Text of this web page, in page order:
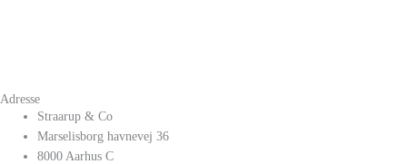
Adresse
Straarup & Co
Marselisborg havnevej 36
8000 Aarhus C